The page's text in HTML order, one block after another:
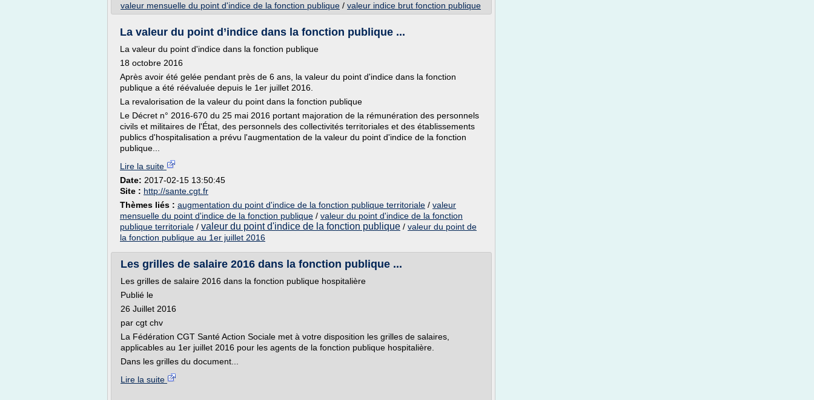
valeur mensuelle du point d'indice de la fonction publique / valeur indice brut fonction publique
La valeur du point d’indice dans la fonction publique ...
La valeur du point d'indice dans la fonction publique
18 octobre 2016
Après avoir été gelée pendant près de 6 ans, la valeur du point d'indice dans la fonction
publique a été réévaluée depuis le 1er juillet 2016.
La revalorisation de la valeur du point dans la fonction publique
Le Décret n° 2016-670 du 25 mai 2016 portant majoration de la rémunération des personnels
civils et militaires de l'État, des personnels des collectivités territoriales et des établissements
publics d'hospitalisation a prévu l'augmentation de la valeur du point d'indice de la fonction
publique...
Lire la suite
Date: 2017-02-15 13:50:45
Site : http://sante.cgt.fr
Thèmes liés : augmentation du point d'indice de la fonction publique territoriale / valeur
mensuelle du point d'indice de la fonction publique / valeur du point d'indice de la fonction
publique territoriale / valeur du point d'indice de la fonction publique / valeur du point de
la fonction publique au 1er juillet 2016
Les grilles de salaire 2016 dans la fonction publique ...
Les grilles de salaire 2016 dans la fonction publique hospitalière
Publié le
26 Juillet 2016
par cgt chv
La Fédération CGT Santé Action Sociale met à votre disposition les grilles de salaires,
applicables au 1er juillet 2016 pour les agents de la fonction publique hospitalière.
Dans les grilles du document...
Lire la suite